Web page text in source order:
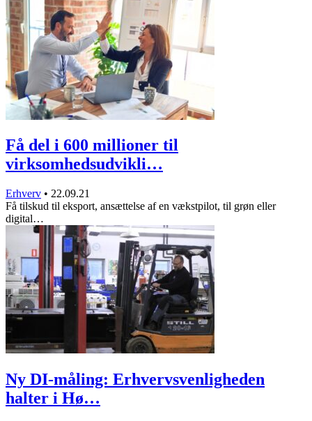
Få del i 600 millioner til
virksomhedsudvikli…
Erhverv • 22.09.21
Få tilskud til eksport, ansættelse af en vækstpilot, til grøn eller
digital…
Ny DI-måling: Erhvervsvenligheden
halter i Hø…